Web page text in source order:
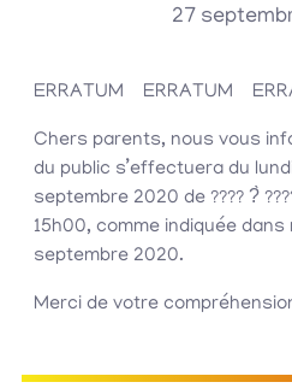
27
ERRATUM ERRATUM
Chers parents, nous vous
du public s’effectuera du
septembre 2020 de ???? ?̀
15h00, comme indiquée
septembre 2020.
Merci de votre